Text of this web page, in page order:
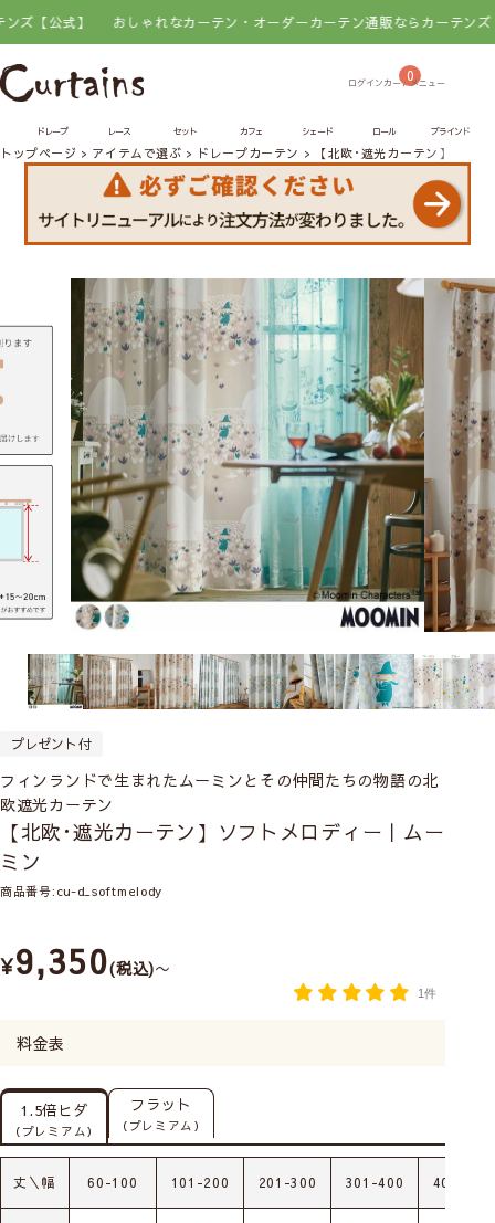
】 おしゃれなカーテン・オーダーカーテン通販ならカーテンズ【公式】
0
ドレープ レース セット カフェ シェード ロール ブラインド
トップページ アイテムで選ぶ ドレープカーテン 【北欧･遮光カーテン】ソフ
プレゼント付
フィンランドで生まれたムーミンとその仲間たちの物語の北
欧遮光カーテン
【北欧･遮光カーテン】ソフトメロディー｜ムー
ミン
商品番号 cu-d_softmelody
¥9,350 税込 〜
1件
料金表
1.5倍ヒダ
（プレミアム）
フラット
（プレミアム）
丈＼幅 60-100 101-200 201-300 301-400 401-500